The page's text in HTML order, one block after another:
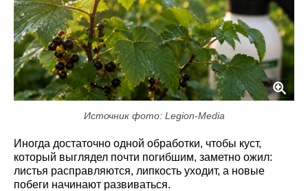
Источник фото: Legion-Media
Иногда достаточно одной обработки, чтобы куст,
который выглядел почти погибшим, заметно ожил:
листья расправляются, липкость уходит, а новые
побеги начинают развиваться.